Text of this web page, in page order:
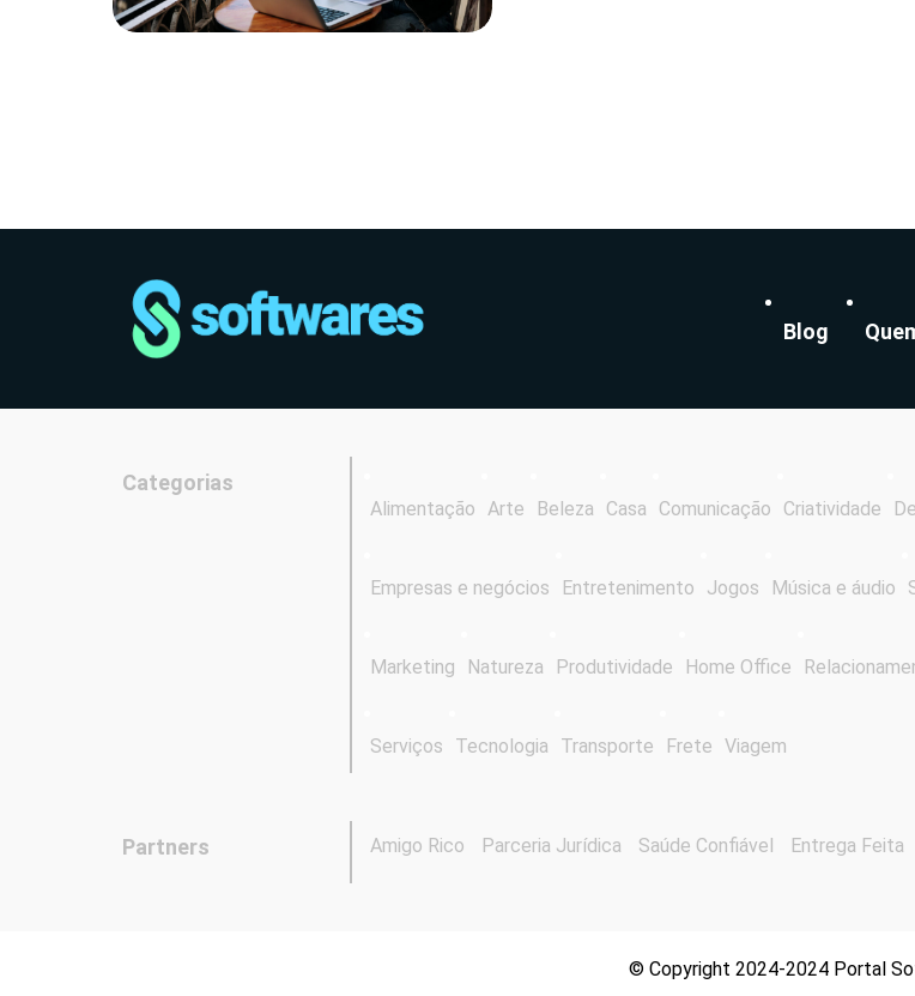
Blog
Categorias
Alimentação Arte Beleza Casa Comunicação Criatividade
Empresas e negócios Entretenimento Jogos Música e áudio
Marketing Natureza Produtividade Home Office
Serviços Tecnologia Transporte Frete Viagem
Partners Amigo Rico Parceria Jurídica Saúde Confiável Entrega Feita
© Copyright 2024-2024 Portal